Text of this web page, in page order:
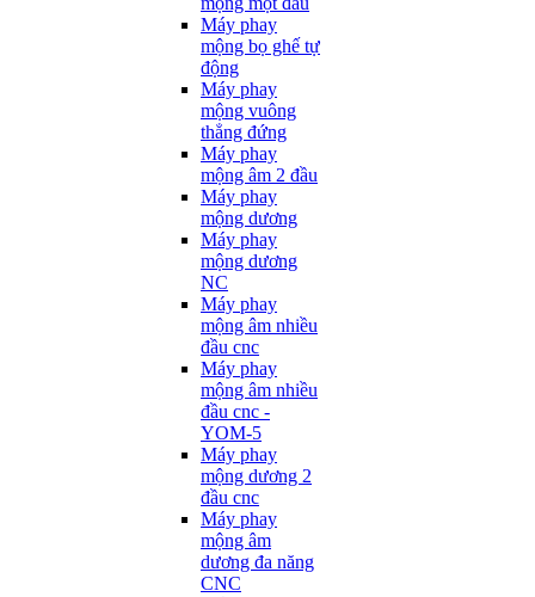
Máy phay
mộng bọ ghế tự
động
Máy phay
mộng vuông
thẳng đứng
Máy phay
mộng âm 2 đầu
Máy phay
mộng dương
Máy phay
mộng dương
NC
Máy phay
mộng âm nhiều
đầu cnc
Máy phay
mộng âm nhiều
đầu cnc -
YOM-5
Máy phay
mộng dương 2
đầu cnc
Máy phay
mộng âm
dương đa năng
CNC